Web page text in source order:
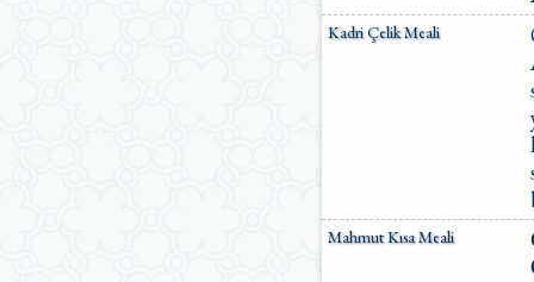
Kadri Çelik Meali
Mahmut Kısa Meali